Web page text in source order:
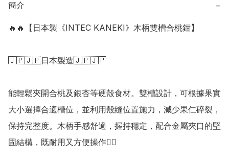
簡介 −
🔥🔥【日本製《INTEC KANEKI》木柄雙槽合桃鉗】
🇯🇵🇯🇵日本製造🇯🇵🇯🇵
能輕鬆夾開合桃及銀杏等硬殼食材。雙槽設計，可根據果實
大小選擇合適槽位，並利用殼縫位置施力，減少果仁碎裂，
保持完整度。木柄手感舒適，握持穩定，配合金屬夾口的堅
固結構，既耐用又方便操作👍🏻